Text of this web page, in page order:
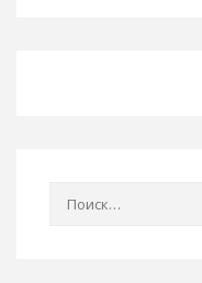
Найти: